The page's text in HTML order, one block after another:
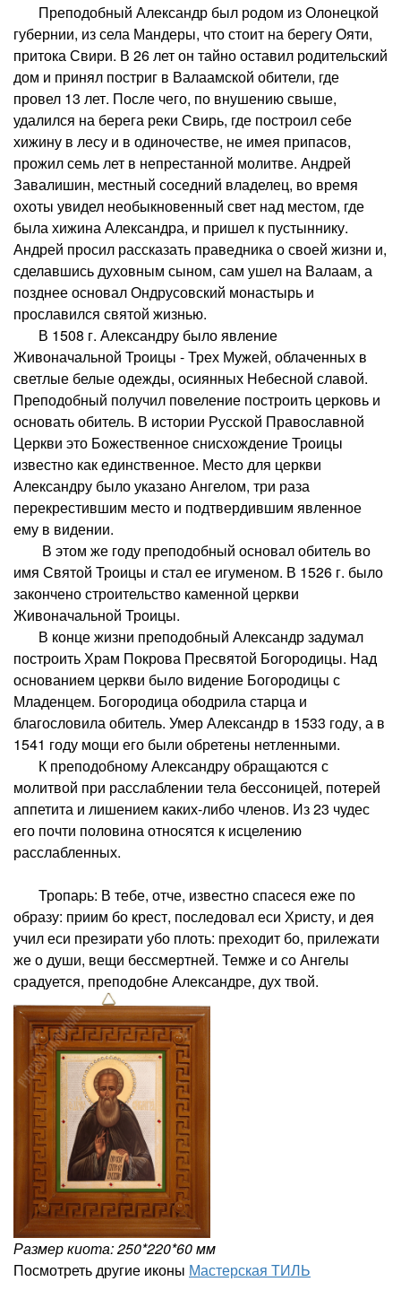
Преподобный Александр был родом из Олонецкой
губернии, из села Мандеры, что стоит на берегу Ояти,
притока Свири. В 26 лет он тайно оставил родительский
дом и принял постриг в Валаамской обители, где
провел 13 лет. После чего, по внушению свыше,
удалился на берега реки Свирь, где построил себе
хижину в лесу и в одиночестве, не имея припасов,
прожил семь лет в непрестанной молитве. Андрей
Завалишин, местный соседний владелец, во время
охоты увидел необыкновенный свет над местом, где
была хижина Александра, и пришел к пустыннику.
Андрей просил рассказать праведника о своей жизни и,
сделавшись духовным сыном, сам ушел на Валаам, а
позднее основал Ондрусовский монастырь и
прославился святой жизнью.
В 1508 г. Александру было явление
Живоначальной Троицы - Трех Мужей, облаченных в
светлые белые одежды, осиянных Небесной славой.
Преподобный получил повеление построить церковь и
основать обитель. В истории Русской Православной
Церкви это Божественное снисхождение Троицы
известно как единственное. Место для церкви
Александру было указано Ангелом, три раза
перекрестившим место и подтвердившим явленное
ему в видении.
В этом же году преподобный основал обитель во
имя Святой Троицы и стал ее игуменом. В 1526 г. было
закончено строительство каменной церкви
Живоначальной Троицы.
В конце жизни преподобный Александр задумал
построить Храм Покрова Пресвятой Богородицы. Над
основанием церкви было видение Богородицы с
Младенцем. Богородица ободрила старца и
благословила обитель. Умер Александр в 1533 году, а в
1541 году мощи его были обретены нетленными.
К преподобному Александру обращаются с
молитвой при расслаблении тела бессоницей, потерей
аппетита и лишением каких-либо членов. Из 23 чудес
его почти половина относятся к исцелению
расслабленных.
Тропарь: В тебе, отче, известно спасеся еже по
образу: приим бо крест, последовал еси Христу, и дея
учил еси презирати убо плоть: преходит бо, прилежати
же о души, вещи бессмертней. Темже и со Ангелы
срадуется, преподобне Александре, дух твой.
Размер киота: 250*220*60 мм
Посмотреть другие иконы Мастерская ТИЛЬ